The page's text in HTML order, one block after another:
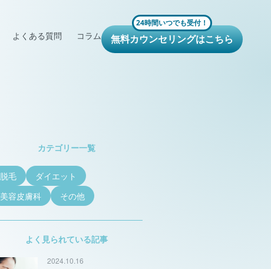
よくある質問 コラム
24時間いつでも受付！
無料カウンセリングはこちら
カテゴリー一覧
脱毛
ダイエット
美容皮膚科
その他
よく見られている記事
2024.10.16